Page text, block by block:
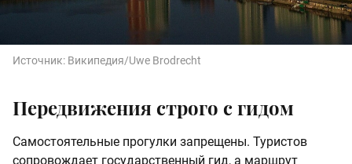
Источник: Википедия/Uwe Brodrecht
Передвижения строго с гидом
Самостоятельные прогулки запрещены. Туристов
сопровождает государственный гид, а маршрут